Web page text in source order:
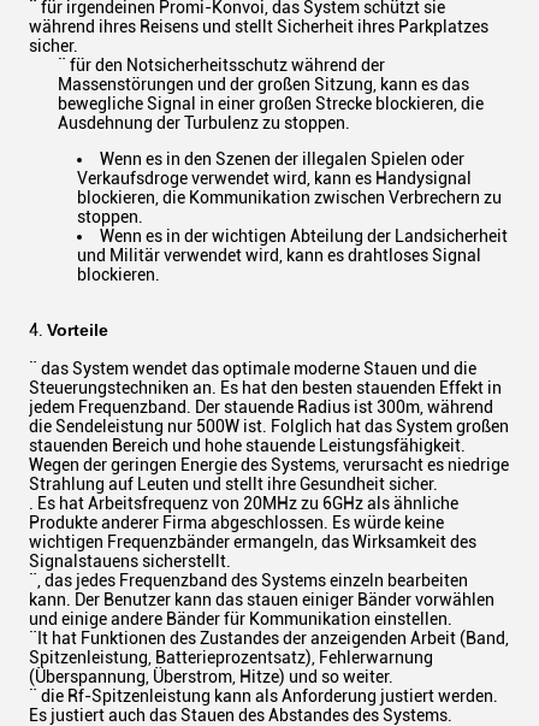
¨ für irgendeinen Promi-Konvoi, das System schützt sie
während ihres Reisens und stellt Sicherheit ihres Parkplatzes
sicher.
¨ für den Notsicherheitsschutz während der
Massenstörungen und der großen Sitzung, kann es das
bewegliche Signal in einer großen Strecke blockieren, die
Ausdehnung der Turbulenz zu stoppen.
Wenn es in den Szenen der illegalen Spielen oder
Verkaufsdroge verwendet wird, kann es Handysignal
blockieren, die Kommunikation zwischen Verbrechern zu
stoppen.
Wenn es in der wichtigen Abteilung der Landsicherheit
und Militär verwendet wird, kann es drahtloses Signal
blockieren.
4. Vorteile
¨ das System wendet das optimale moderne Stauen und die
Steuerungstechniken an. Es hat den besten stauenden Effekt in
jedem Frequenzband. Der stauende Radius ist 300m, während
die Sendeleistung nur 500W ist. Folglich hat das System großen
stauenden Bereich und hohe stauende Leistungsfähigkeit.
Wegen der geringen Energie des Systems, verursacht es niedrige
Strahlung auf Leuten und stellt ihre Gesundheit sicher.
. Es hat Arbeitsfrequenz von 20MHz zu 6GHz als ähnliche
Produkte anderer Firma abgeschlossen. Es würde keine
wichtigen Frequenzbänder ermangeln, das Wirksamkeit des
Signalstauens sicherstellt.
¨, das jedes Frequenzband des Systems einzeln bearbeiten
kann. Der Benutzer kann das stauen einiger Bänder vorwählen
und einige andere Bänder für Kommunikation einstellen.
¨It hat Funktionen des Zustandes der anzeigenden Arbeit (Band,
Spitzenleistung, Batterieprozentsatz), Fehlerwarnung
(Überspannung, Überstrom, Hitze) und so weiter.
¨ die Rf-Spitzenleistung kann als Anforderung justiert werden.
Es justiert auch das Stauen des Abstandes des Systems.